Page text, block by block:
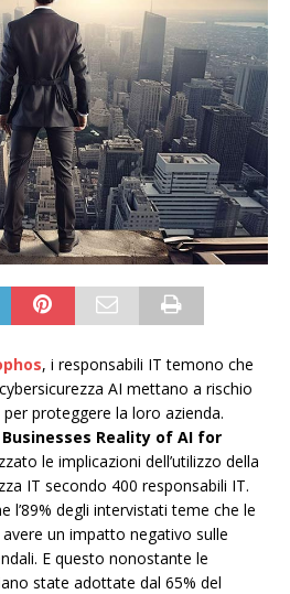
, i responsabili IT temono che
AI mettano a rischio
proteggere la loro azienda.
Reality of AI for
le implicazioni dell’utilizzo della
IT secondo 400 responsabili IT.
l’89% degli intervistati teme che le
un impatto negativo sulle
E questo nonostante le
state adottate dal 65% del